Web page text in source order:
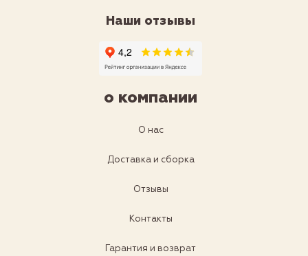
Наши отзывы
о компании
О нас
Доставка и сборка
Отзывы
Контакты
Гарантия и возврат